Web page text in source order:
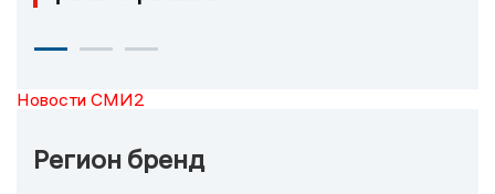
Новости СМИ2
Регион бренд